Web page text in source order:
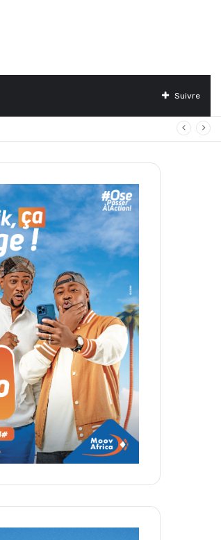
Suivre